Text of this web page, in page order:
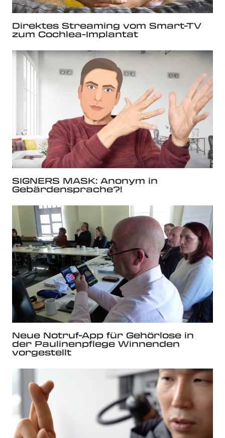
Direktes Streaming vom Smart-TV
zum Cochlea-Implantat
SIGNERS MASK: Anonym in
Gebärdensprache?!
Neue Notruf-App für Gehörlose in
der Paulinenpflege Winnenden
vorgestellt